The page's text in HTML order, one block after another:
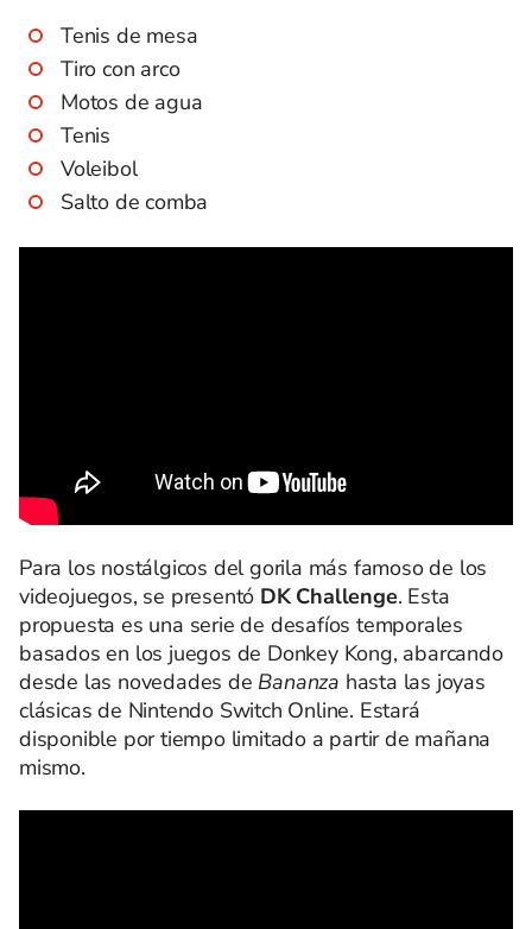
Tenis de mesa
Tiro con arco
Motos de agua
Tenis
Voleibol
Salto de comba
Para los nostálgicos del gorila más famoso de los
videojuegos, se presentó DK Challenge. Esta
propuesta es una serie de desafíos temporales
basados en los juegos de Donkey Kong, abarcando
desde las novedades de Bananza hasta las joyas
clásicas de Nintendo Switch Online. Estará
disponible por tiempo limitado a partir de mañana
mismo.